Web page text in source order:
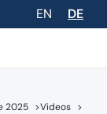
EN DE
2025 >Videos >